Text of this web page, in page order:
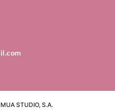
STUDIO, S.A.